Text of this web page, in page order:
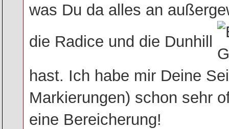
was Du da alles an
die Radice und die Dunhill
hast. Ich habe mir Deine
Markierungen) schon sehr
eine Bereicherung!